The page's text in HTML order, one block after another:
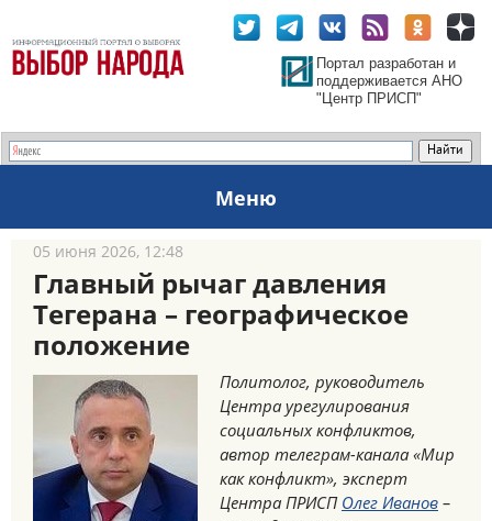
Портал разработан и
поддерживается АНО
"Центр ПРИСП"
Меню
05 июня 2026, 12:48
Главный рычаг давления
Тегерана – географическое
положение
Политолог, руководитель
Центра урегулирования
социальных конфликтов,
автор телеграм-канала «Мир
как конфликт», эксперт
Центра ПРИСП Олег Иванов –